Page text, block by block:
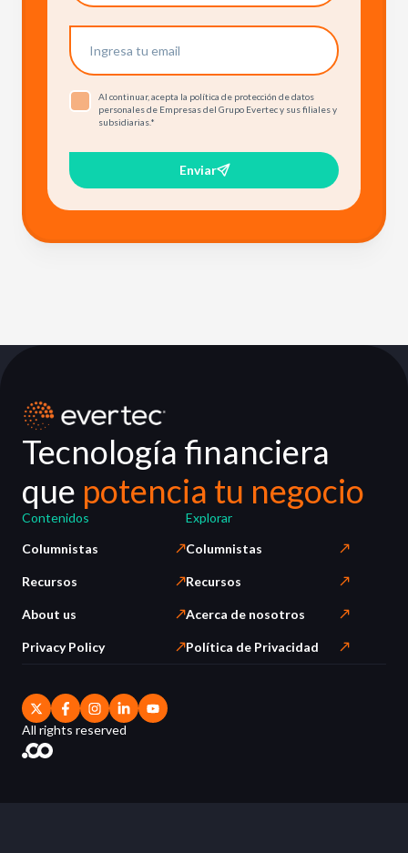
Al continuar, acepta la política de protección de datos
personales de Empresas del Grupo Evertec y sus filiales y
subsidiarias.*
Enviar
Tecnología financiera
que potencia tu negocio
Contenidos
Columnistas
Recursos
About us
Privacy Policy
Explorar
Columnistas
Recursos
Acerca de nosotros
Política de Privacidad
All rights reserved